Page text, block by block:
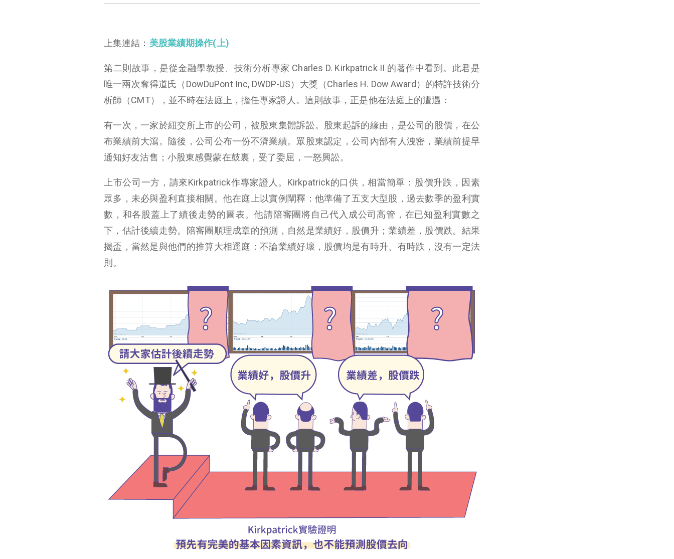
上集連結： 美股業績期操作(上)
第二則故事，是從金融學教授、技術分析專家 Charles D. Kirkpatrick II 的著作中看到。此君是
唯一兩次奪得道氏（DowDuPont Inc, DWDP-US）大獎（Charles H. Dow Award）的特許技術分
析師（CMT），並不時在法庭上，擔任專家證人。這則故事，正是他在法庭上的遭遇：
有一次，一家於紐交所上市的公司，被股東集體訴訟。股東起訴的緣由，是公司的股價，在公
布業績前大瀉。隨後，公司公布一份不濟業績。眾股東認定，公司內部有人洩密，業績前提早
通知好友沽售；小股東感覺蒙在鼓裏，受了委屈，一怒興訟。
上市公司一方，請來Kirkpatrick作專家證人。Kirkpatrick的口供，相當簡單：股價升跌，因素
眾多，未必與盈利直接相關。他在庭上以實例闡釋：他準備了五支大型股，過去數季的盈利實
數，和各股蓋上了績後走勢的圖表。他請陪審團將自己代入成公司高管，在已知盈利實數之
下，估計後續走勢。陪審團順理成章的預測，自然是業績好，股價升；業績差，股價跌。結果
揭盃，當然是與他們的推算大相逕庭：不論業績好壞，股價均是有時升、有時跌，沒有一定法
則。